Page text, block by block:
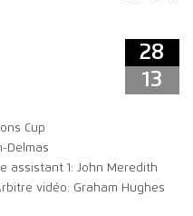
28
13
Cup
Delmas
assistant 1: John Meredith
vidéo: Graham Hughes